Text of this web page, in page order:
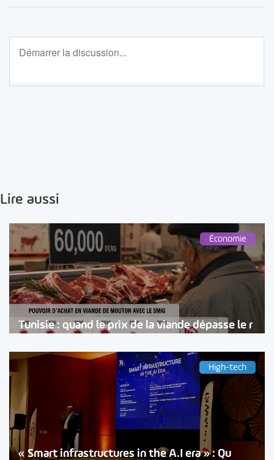
Lire aussi
Économie
Tunisie : quand le prix de la viande dépasse le r
High-tech
« Smart infrastructures in the A.I era » : Qu